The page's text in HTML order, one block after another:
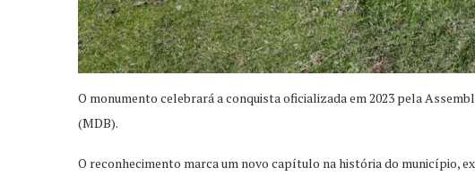
O monumento celebrará a conquista oficializada em 2023 pela
(MDB).
O reconhecimento marca um novo capítulo na história do município,